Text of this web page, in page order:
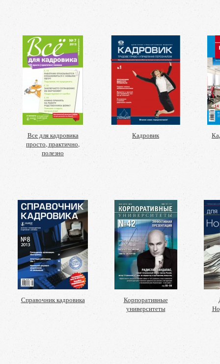
Все для кадровика
просто, практично,
полезно
Кадровик
Справочник кадровика
Корпоративные
университеты